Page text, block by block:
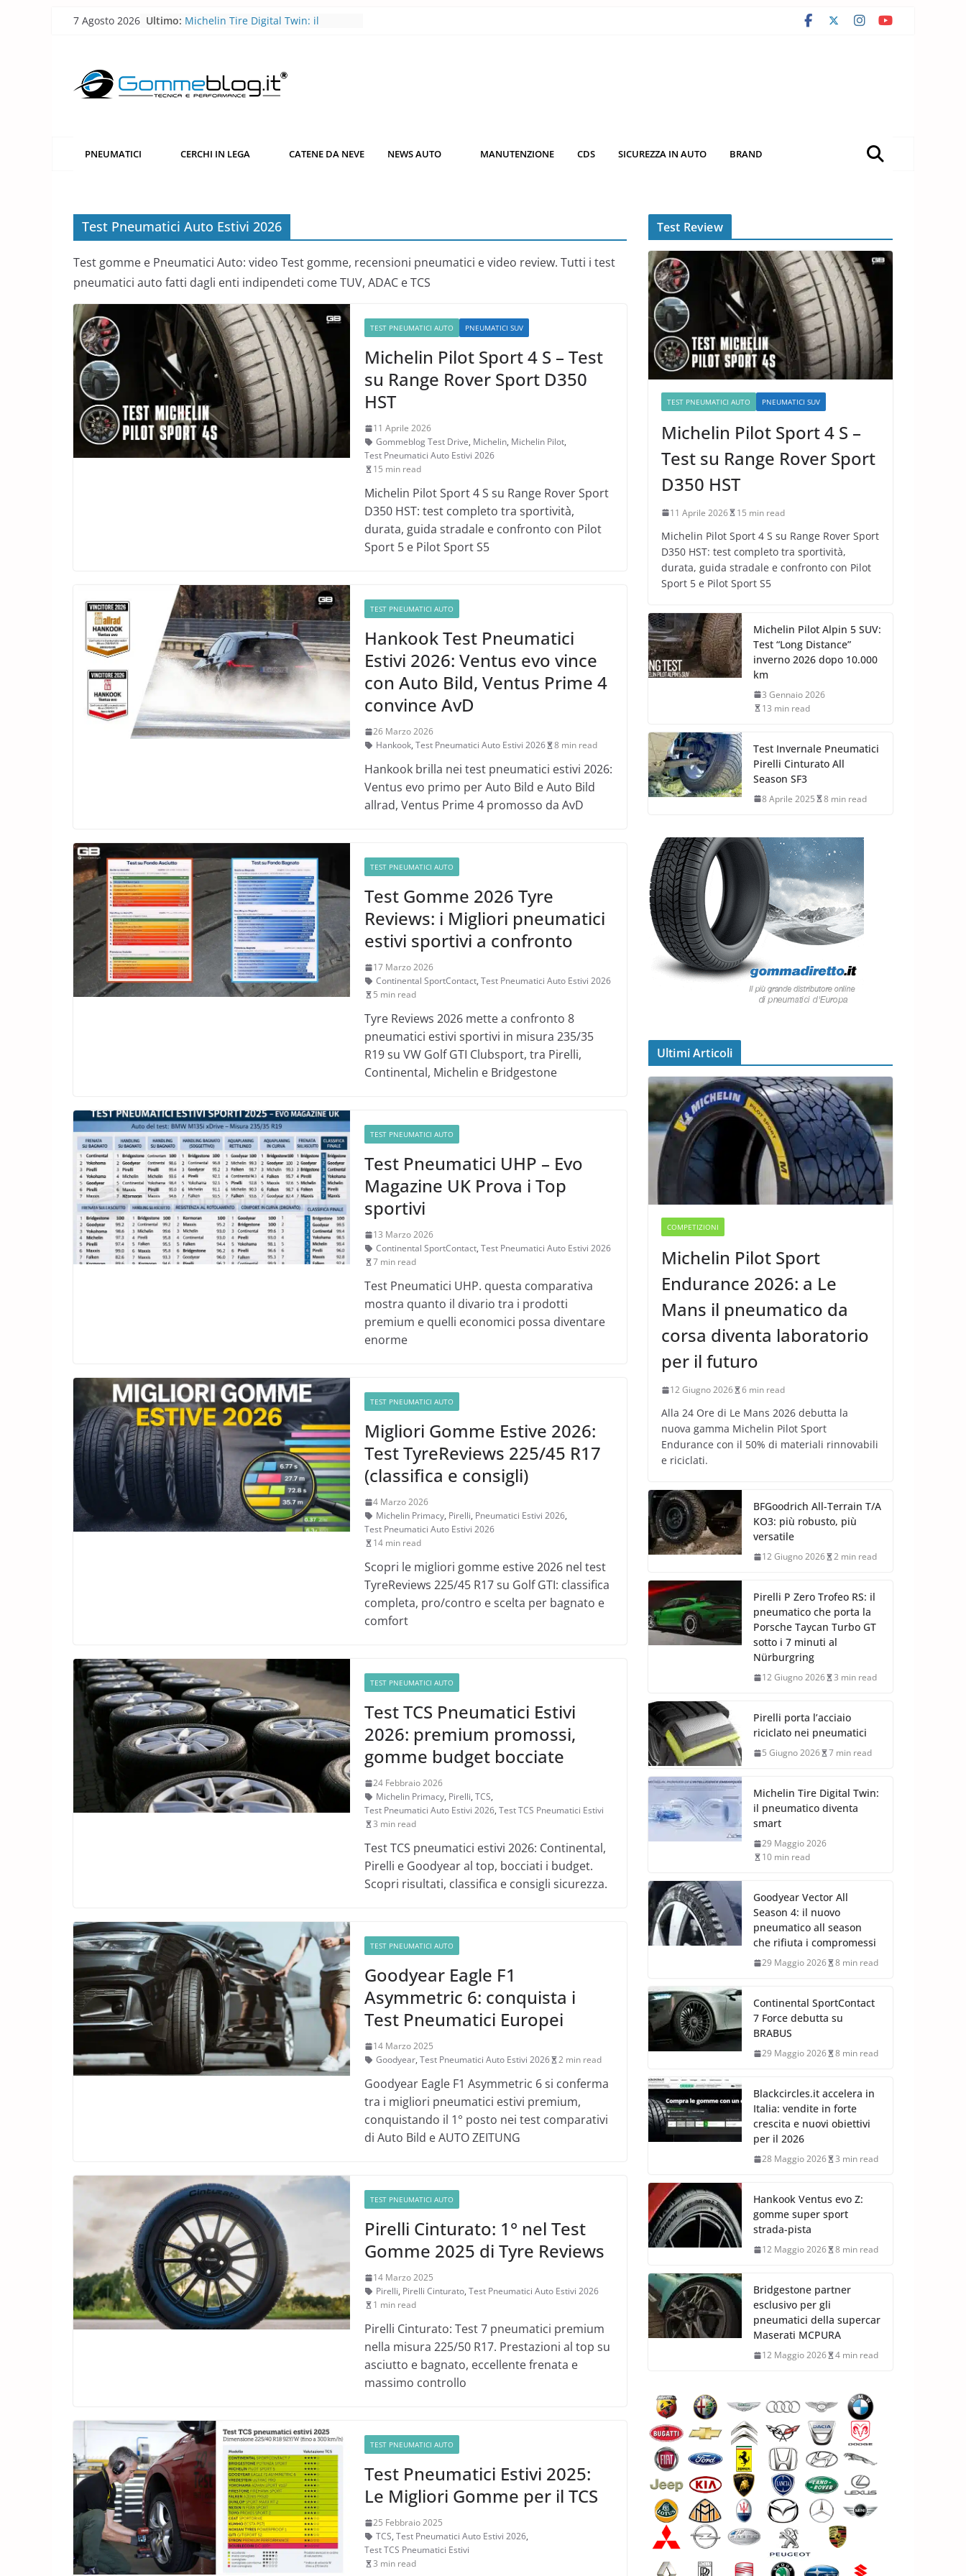
7 Agosto 2026 Ultimo: Michelin Tire Digital Twin: il
corsa diventa laboratorio per il
futuro
pneumatico che porta la Porsche
PNEUMATICI CERCHI IN LEGA CATENE DA NEVE NEWS AUTO MANUTENZIONE CDS SICUREZZA IN AUTO BRAND
Test Pneumatici Auto Estivi 2026
Test gomme e Pneumatici Auto: video Test gomme, recensioni pneumatici e video review. Tutti i test
pneumatici auto fatti dagli enti indipendeti come TUV, ADAC e TCS
TEST PNEUMATICI AUTO PNEUMATICI SUV
Michelin Pilot Sport 4 S – Test
su Range Rover Sport D350
HST
11 Aprile 2026
Gommeblog Test Drive, Michelin, Michelin Pilot,
Test Pneumatici Auto Estivi 2026
15 min read
Michelin Pilot Sport 4 S su Range Rover Sport
D350 HST: test completo tra sportività,
durata, guida stradale e confronto con Pilot
Sport 5 e Pilot Sport S5
TEST PNEUMATICI AUTO
Hankook Test Pneumatici
Estivi 2026: Ventus evo vince
con Auto Bild, Ventus Prime 4
convince AvD
26 Marzo 2026
Hankook, Test Pneumatici Auto Estivi 2026 8 min read
Hankook brilla nei test pneumatici estivi 2026:
Ventus evo primo per Auto Bild e Auto Bild
allrad, Ventus Prime 4 promosso da AvD
TEST PNEUMATICI AUTO
Test Gomme 2026 Tyre
Reviews: i Migliori pneumatici
estivi sportivi a confronto
17 Marzo 2026
Continental SportContact, Test Pneumatici Auto Estivi 2026
5 min read
Tyre Reviews 2026 mette a confronto 8
pneumatici estivi sportivi in misura 235/35
R19 su VW Golf GTI Clubsport, tra Pirelli,
Continental, Michelin e Bridgestone
TEST PNEUMATICI AUTO
Test Pneumatici UHP – Evo
Magazine UK Prova i Top
sportivi
13 Marzo 2026
Continental SportContact, Test Pneumatici Auto Estivi 2026
7 min read
Test Pneumatici UHP. questa comparativa
mostra quanto il divario tra i prodotti
premium e quelli economici possa diventare
enorme
TEST PNEUMATICI AUTO
Migliori Gomme Estive 2026:
Test TyreReviews 225/45 R17
(classifica e consigli)
4 Marzo 2026
Michelin Primacy, Pirelli, Pneumatici Estivi 2026,
Test Pneumatici Auto Estivi 2026
14 min read
Scopri le migliori gomme estive 2026 nel test
TyreReviews 225/45 R17 su Golf GTI: classifica
completa, pro/contro e scelta per bagnato e
comfort
TEST PNEUMATICI AUTO
Test TCS Pneumatici Estivi
2026: premium promossi,
gomme budget bocciate
24 Febbraio 2026
Michelin Primacy, Pirelli, TCS,
Test Pneumatici Auto Estivi 2026, Test TCS Pneumatici Estivi
3 min read
Test TCS pneumatici estivi 2026: Continental,
Pirelli e Goodyear al top, bocciati i budget.
Scopri risultati, classifica e consigli sicurezza.
TEST PNEUMATICI AUTO
Goodyear Eagle F1
Asymmetric 6: conquista i
Test Pneumatici Europei
14 Marzo 2025
Goodyear, Test Pneumatici Auto Estivi 2026 2 min read
Goodyear Eagle F1 Asymmetric 6 si conferma
tra i migliori pneumatici estivi premium,
conquistando il 1° posto nei test comparativi
di Auto Bild e AUTO ZEITUNG
TEST PNEUMATICI AUTO
Pirelli Cinturato: 1° nel Test
Gomme 2025 di Tyre Reviews
14 Marzo 2025
Pirelli, Pirelli Cinturato, Test Pneumatici Auto Estivi 2026
1 min read
Pirelli Cinturato: Test 7 pneumatici premium
nella misura 225/50 R17. Prestazioni al top su
asciutto e bagnato, eccellente frenata e
massimo controllo
TEST PNEUMATICI AUTO
Test Pneumatici Estivi 2025:
Le Migliori Gomme per il TCS
25 Febbraio 2025
TCS, Test Pneumatici Auto Estivi 2026,
Test TCS Pneumatici Estivi
3 min read
Test Review
TEST PNEUMATICI AUTO PNEUMATICI SUV
Michelin Pilot Sport 4 S –
Test su Range Rover Sport
D350 HST
11 Aprile 2026 15 min read
Michelin Pilot Sport 4 S su Range Rover Sport
D350 HST: test completo tra sportività,
durata, guida stradale e confronto con Pilot
Sport 5 e Pilot Sport S5
Michelin Pilot Alpin 5 SUV:
Test “Long Distance”
inverno 2026 dopo 10.000
km
3 Gennaio 2026
13 min read
Test Invernale Pneumatici
Pirelli Cinturato All
Season SF3
8 Aprile 2025 8 min read
Ultimi Articoli
COMPETIZIONI
Michelin Pilot Sport
Endurance 2026: a Le
Mans il pneumatico da
corsa diventa laboratorio
per il futuro
12 Giugno 2026 6 min read
Alla 24 Ore di Le Mans 2026 debutta la
nuova gamma Michelin Pilot Sport
Endurance con il 50% di materiali rinnovabili
e riciclati.
BFGoodrich All-Terrain T/A
KO3: più robusto, più
versatile
12 Giugno 2026 2 min read
Pirelli P Zero Trofeo RS: il
pneumatico che porta la
Porsche Taycan Turbo GT
sotto i 7 minuti al
Nürburgring
12 Giugno 2026 3 min read
Pirelli porta l’acciaio
riciclato nei pneumatici
5 Giugno 2026 7 min read
Michelin Tire Digital Twin:
il pneumatico diventa
smart
29 Maggio 2026
10 min read
Goodyear Vector All
Season 4: il nuovo
pneumatico all season
che rifiuta i compromessi
29 Maggio 2026 8 min read
Continental SportContact
7 Force debutta su
BRABUS
29 Maggio 2026 8 min read
Blackcircles.it accelera in
Italia: vendite in forte
crescita e nuovi obiettivi
per il 2026
28 Maggio 2026 3 min read
Hankook Ventus evo Z:
gomme super sport
strada-pista
12 Maggio 2026 8 min read
Bridgestone partner
esclusivo per gli
pneumatici della supercar
Maserati MCPURA
12 Maggio 2026 4 min read